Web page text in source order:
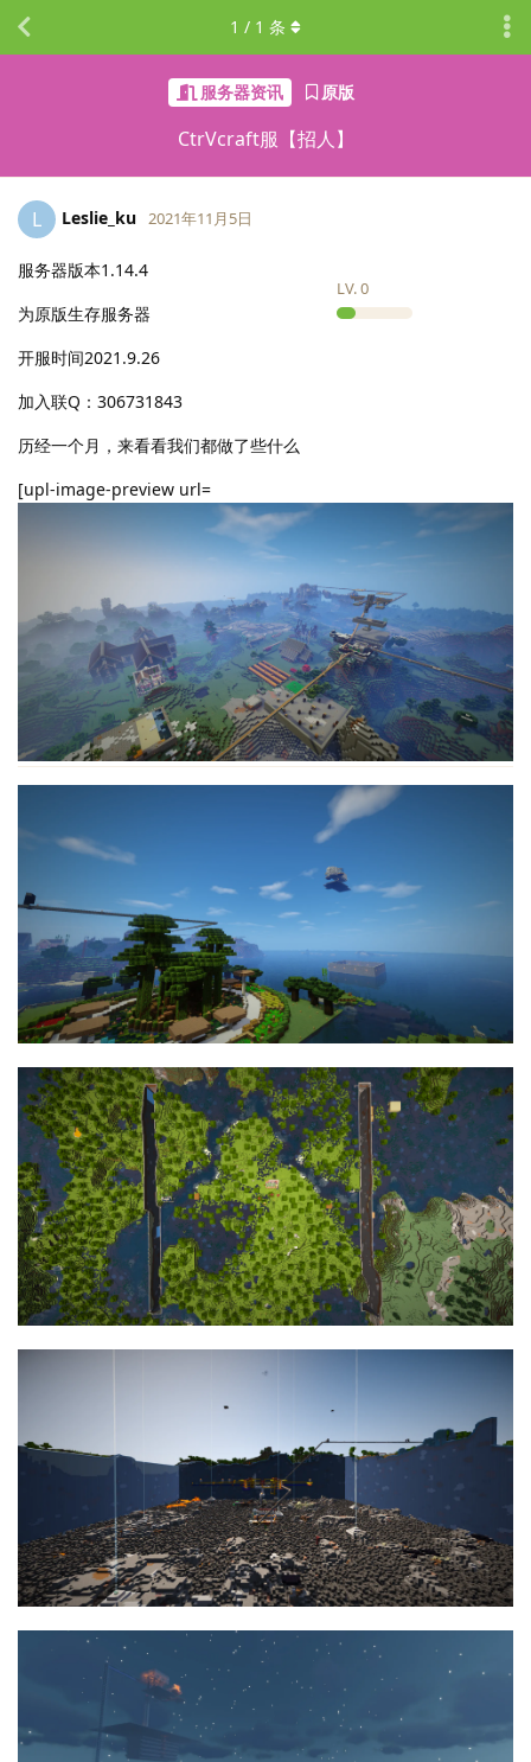
服务器资讯 原版
CtrVcraft服【招人】
1 / 1 条
L Leslie_ku
LV.0
2021年11月5日
服务器版本1.14.4
为原版生存服务器
开服时间2021.9.26
加入联Q：306731843
历经一个月，来看看我们都做了些什么
[upl-image-preview url=